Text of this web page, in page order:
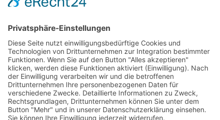
Susanne Steiger
Geschäfte
Newsletter
Kontakt